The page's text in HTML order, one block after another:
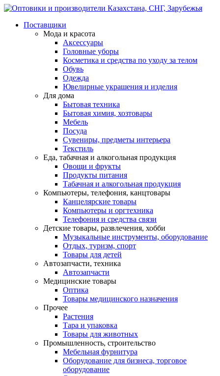
Поставщики
Мода и красота
Аксессуары
Головные уборы
Косметика и средства по уходу за телом
Обувь
Одежда
Ювелирные украшения и изделия
Для дома
Бытовая техника
Бытовая химия, хозтовары
Мебель
Посуда
Сувениры, предметы интерьера
Текстиль
Еда, табачная и алкогольная продукция
Овощи и фрукты
Продукты питания
Табачная и алкогольная продукция
Компьютеры, телефония, канцтовары
Канцелярские товары
Компьютеры и оргтехника
Телефония и средства связи
Детские товары, развлечения, хобби
Музыкальные инструменты, оборудование
Отдых, туризм, спорт
Товары для детей
Автозапчасти, техника
Автозапчасти
Медицинские товары
Оптика
Товары медицинского назначения
Прочее
Растения
Тара и упаковка
Товары для животных
Промышленность, строительство
Мебельная фурнитура
Оборудование для бизнеса, торговое
оборудование